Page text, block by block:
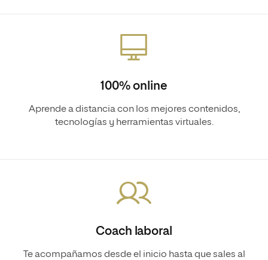
100% online
Aprende a distancia con los mejores contenidos,
tecnologías y herramientas virtuales.
Coach laboral
Te acompañamos desde el inicio hasta que sales al